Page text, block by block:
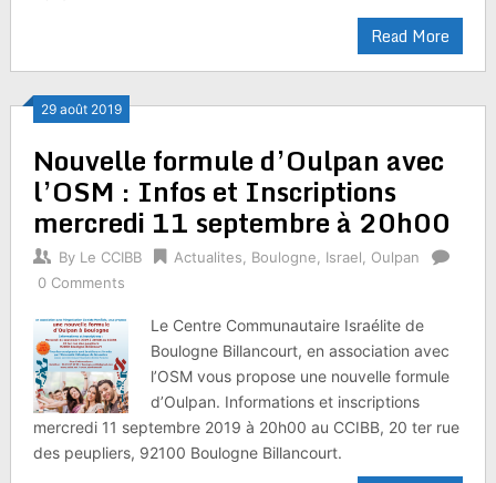
Read More
29 août 2019
Nouvelle formule d’Oulpan avec
l’OSM : Infos et Inscriptions
mercredi 11 septembre à 20h00
By Le CCIBB Actualites Boulogne Israel
Oulpan
0 Comments
Le Centre Communautaire Israélite de
Boulogne Billancourt, en association avec
l’OSM vous propose une nouvelle formule
d’Oulpan. Informations et inscriptions
mercredi 11 septembre 2019 à 20h00 au CCIBB, 20 ter rue
des peupliers, 92100 Boulogne Billancourt.